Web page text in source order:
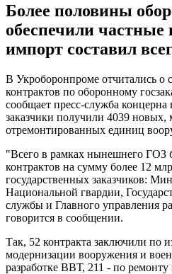
Более половины
обеспечили частные
импорт составил
В Укроборонпроме отчитались о
контрактов по оборонному
сообщает пресс-служба концерна
заказчики получили 4039
отремонтированных единиц
"Всего в рамках нынешнего ГОЗ
контрактов на сумму более 12
государственных заказчиков:
Национальной гвардии,
службы и Главного управления
говорится в сообщении.
Так, 52 контракта заключили по
модернизации вооружения и
разработке ВВТ, 211 - по